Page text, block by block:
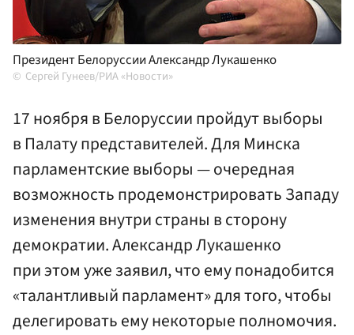
Президент Белоруссии Александр Лукашенко
Сергей Гунеев/РИА «Новости»
17 ноября в Белоруссии пройдут выборы
в Палату представителей. Для Минска
парламентские выборы — очередная
возможность продемонстрировать Западу
изменения внутри страны в сторону
демократии. Александр Лукашенко
при этом уже заявил, что ему понадобится
«талантливый парламент» для того, чтобы
делегировать ему некоторые полномочия.